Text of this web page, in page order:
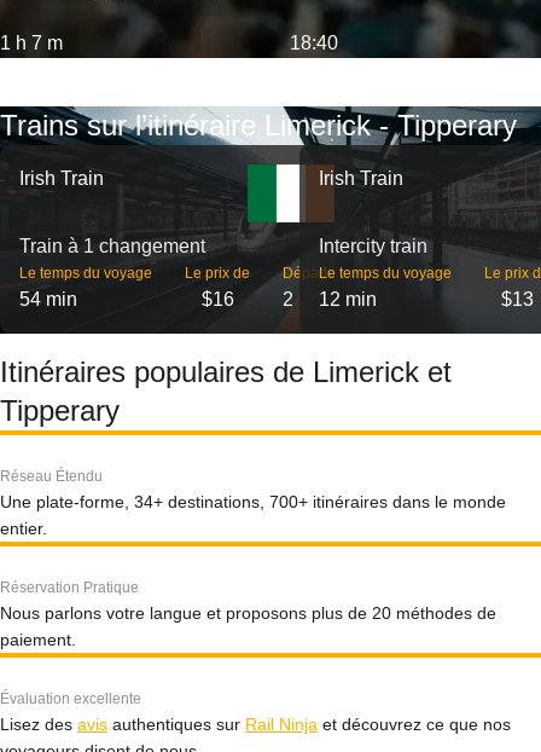
1 h 7 m 18:40
Trains sur l’itinéraire Limerick - Tipperary
Irish Train
Train à 1 changement
Le temps du voyage
54 min
Le prix de
$16
Départs
2
Irish Train
Intercity train
Le temps du voyage
12 min
Le prix
$13
Itinéraires populaires de Limerick et
Tipperary
Réseau Étendu
Une plate-forme, 34+ destinations, 700+ itinéraires dans le monde
entier.
Réservation Pratique
Nous parlons votre langue et proposons plus de 20 méthodes de
paiement.
Évaluation excellente
Lisez des avis authentiques sur Rail Ninja et découvrez ce que nos